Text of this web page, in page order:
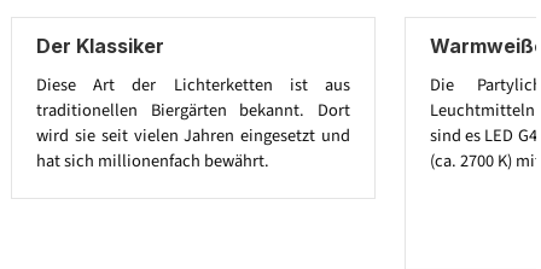
Der Klassiker
Diese Art der Lichterketten ist aus
traditionellen Biergärten bekannt. Dort
wird sie seit vielen Jahren eingesetzt und
hat sich millionenfach bewährt.
Die
Leuchtmitteln
sind es LED
(ca. 2700 K)